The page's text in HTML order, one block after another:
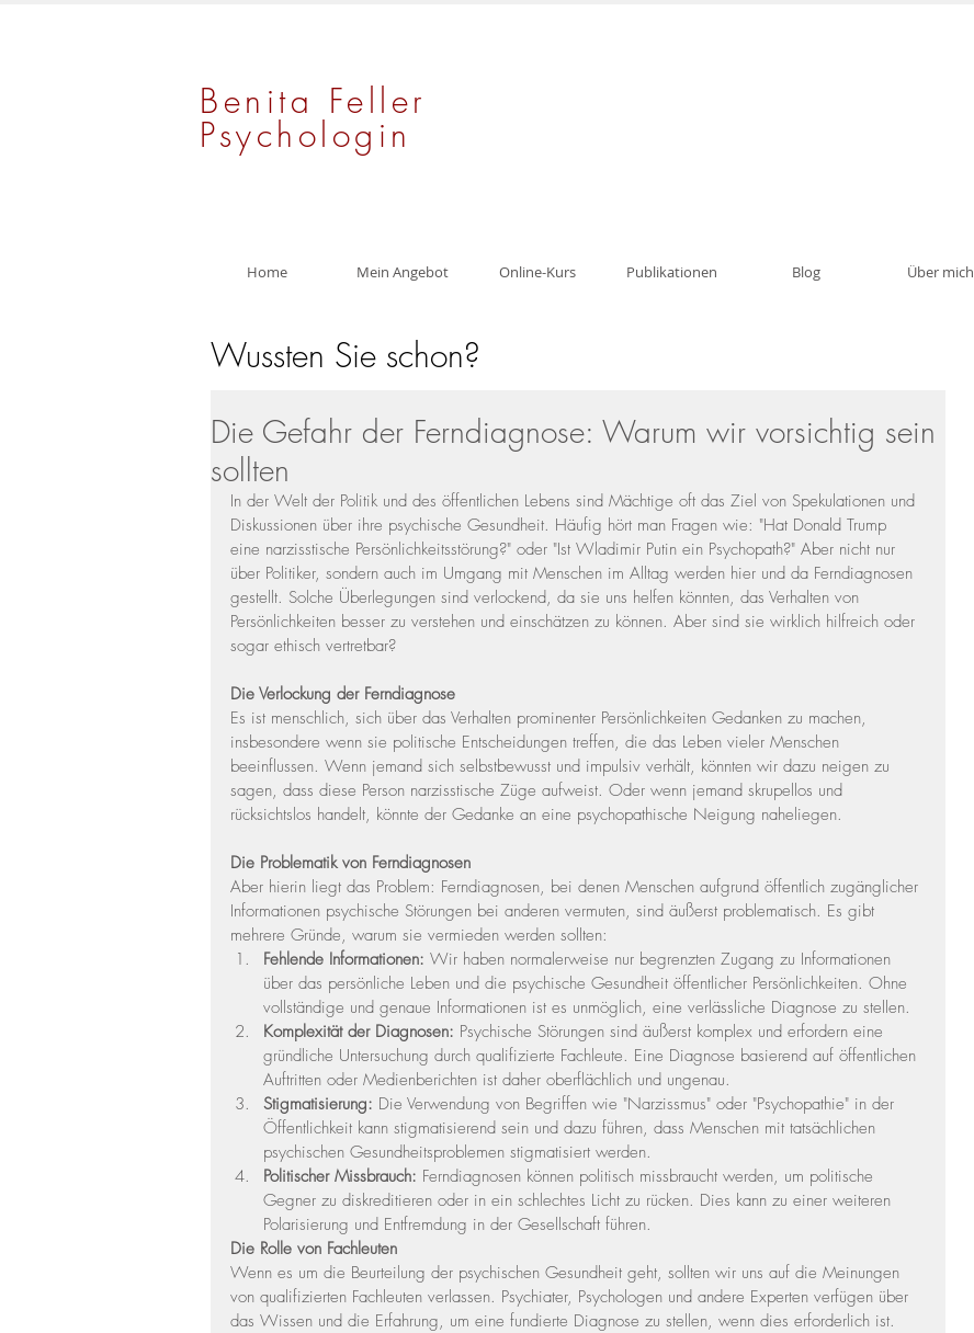
Benita Feller
Psychologin
Home Mein Angebot Online-Kurs Publikationen Blog Über mich
Wussten Sie schon?
Die Gefahr der Ferndiagnose: Warum wir vorsichtig sein
sollten
In der Welt der Politik und des öffentlichen Lebens sind Mächtige oft das Ziel von Spekulationen und
Diskussionen über ihre psychische Gesundheit. Häufig hört man Fragen wie: "Hat Donald Trump
eine narzisstische Persönlichkeitsstörung?" oder "Ist Wladimir Putin ein Psychopath?" Aber nicht nur
über Politiker, sondern auch im Umgang mit Menschen im Alltag werden hier und da Ferndiagnosen
gestellt. Solche Überlegungen sind verlockend, da sie uns helfen könnten, das Verhalten von
Persönlichkeiten besser zu verstehen und einschätzen zu können. Aber sind sie wirklich hilfreich oder
sogar ethisch vertretbar?
Die Verlockung der Ferndiagnose
Es ist menschlich, sich über das Verhalten prominenter Persönlichkeiten Gedanken zu machen,
insbesondere wenn sie politische Entscheidungen treffen, die das Leben vieler Menschen
beeinflussen. Wenn jemand sich selbstbewusst und impulsiv verhält, könnten wir dazu neigen zu
sagen, dass diese Person narzisstische Züge aufweist. Oder wenn jemand skrupellos und
rücksichtslos handelt, könnte der Gedanke an eine psychopathische Neigung naheliegen.
Die Problematik von Ferndiagnosen
Aber hierin liegt das Problem: Ferndiagnosen, bei denen Menschen aufgrund öffentlich zugänglicher
Informationen psychische Störungen bei anderen vermuten, sind äußerst problematisch. Es gibt
mehrere Gründe, warum sie vermieden werden sollten:
Fehlende Informationen: Wir haben normalerweise nur begrenzten Zugang zu Informationen
über das persönliche Leben und die psychische Gesundheit öffentlicher Persönlichkeiten. Ohne
vollständige und genaue Informationen ist es unmöglich, eine verlässliche Diagnose zu stellen.
Komplexität der Diagnosen: Psychische Störungen sind äußerst komplex und erfordern eine
gründliche Untersuchung durch qualifizierte Fachleute. Eine Diagnose basierend auf öffentlichen
Auftritten oder Medienberichten ist daher oberflächlich und ungenau.
Stigmatisierung: Die Verwendung von Begriffen wie "Narzissmus" oder "Psychopathie" in der
Öffentlichkeit kann stigmatisierend sein und dazu führen, dass Menschen mit tatsächlichen
psychischen Gesundheitsproblemen stigmatisiert werden.
Politischer Missbrauch: Ferndiagnosen können politisch missbraucht werden, um politische
Gegner zu diskreditieren oder in ein schlechtes Licht zu rücken. Dies kann zu einer weiteren
Polarisierung und Entfremdung in der Gesellschaft führen.
Die Rolle von Fachleuten
Wenn es um die Beurteilung der psychischen Gesundheit geht, sollten wir uns auf die Meinungen
von qualifizierten Fachleuten verlassen. Psychiater, Psychologen und andere Experten verfügen über
das Wissen und die Erfahrung, um eine fundierte Diagnose zu stellen, wenn dies erforderlich ist.